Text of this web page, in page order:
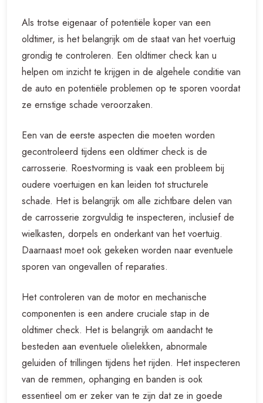
Als trotse eigenaar of potentiële koper van een
oldtimer, is het belangrijk om de staat van het voertuig
grondig te controleren. Een oldtimer check kan u
helpen om inzicht te krijgen in de algehele conditie van
de auto en potentiële problemen op te sporen voordat
ze ernstige schade veroorzaken.
Een van de eerste aspecten die moeten worden
gecontroleerd tijdens een oldtimer check is de
carrosserie. Roestvorming is vaak een probleem bij
oudere voertuigen en kan leiden tot structurele
schade. Het is belangrijk om alle zichtbare delen van
de carrosserie zorgvuldig te inspecteren, inclusief de
wielkasten, dorpels en onderkant van het voertuig.
Daarnaast moet ook gekeken worden naar eventuele
sporen van ongevallen of reparaties.
Het controleren van de motor en mechanische
componenten is een andere cruciale stap in de
oldtimer check. Het is belangrijk om aandacht te
besteden aan eventuele olielekken, abnormale
geluiden of trillingen tijdens het rijden. Het inspecteren
van de remmen, ophanging en banden is ook
essentieel om er zeker van te zijn dat ze in goede